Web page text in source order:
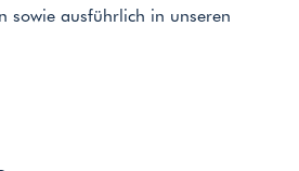
sowie ausführlich in unseren